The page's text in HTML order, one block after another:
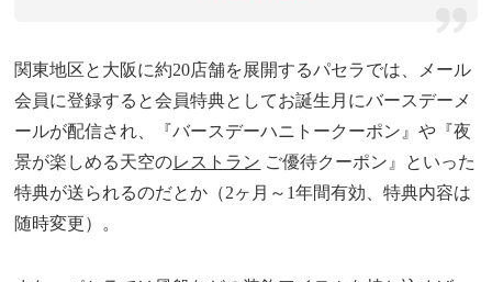
関東地区と大阪に約20店舗を展開するパセラでは、メール
会員に登録すると会員特典としてお誕生月にバースデーメ
ールが配信され、『バースデーハニトークーポン』や『夜
景が楽しめる天空のレストラン ご優待クーポン』といった
特典が送られるのだとか（2ヶ月～1年間有効、特典内容は
随時変更）。